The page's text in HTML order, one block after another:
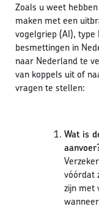
Zoals u weet
maken met een
vogelgriep (AI), type
besmettingen in
naar Nederland te
van koppels uit of
vragen te stellen:
Wat is
vóórdat
zijn met